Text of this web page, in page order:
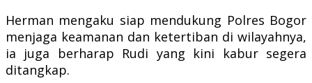
Herman mengaku siap mendukung Polres Bogor
menjaga keamanan dan ketertiban di wilayahnya,
ia juga berharap Rudi yang kini kabur segera
ditangkap.